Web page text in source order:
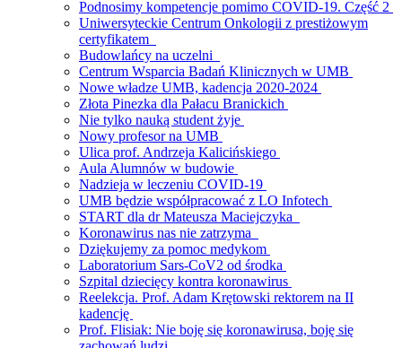
Podnosimy kompetencje pomimo COVID-19. Część 2
Uniwersyteckie Centrum Onkologii z prestiżowym
certyfikatem
Budowlańcy na uczelni
Centrum Wsparcia Badań Klinicznych w UMB
Nowe władze UMB, kadencja 2020-2024
Złota Pinezka dla Pałacu Branickich
Nie tylko nauką student żyje
Nowy profesor na UMB
Ulica prof. Andrzeja Kalicińskiego
Aula Alumnów w budowie
Nadzieja w leczeniu COVID-19
UMB będzie współpracować z LO Infotech
START dla dr Mateusza Maciejczyka
Koronawirus nas nie zatrzyma
Dziękujemy za pomoc medykom
Laboratorium Sars-CoV2 od środka
Szpital dziecięcy kontra koronawirus
Reelekcja. Prof. Adam Krętowski rektorem na II
kadencję
Prof. Flisiak: Nie boję się koronawirusa, boję się